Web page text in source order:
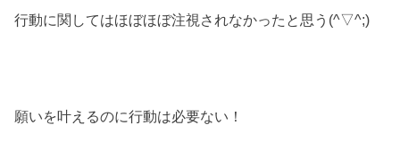
行動に関してはほぼほぼ注視されなかったと思う(^▽^;)
願いを叶えるのに行動は必要ない！